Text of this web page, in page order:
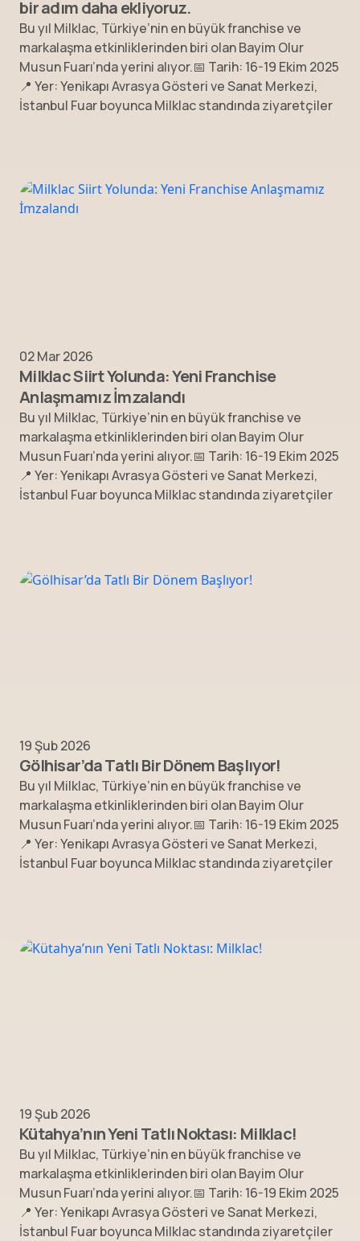
bir adım daha ekliyoruz.
Bu yıl Milklac, Türkiye’nin en büyük franchise ve
markalaşma etkinliklerinden biri olan Bayim Olur
Musun Fuarı’nda yerini alıyor.📅 Tarih: 16-19 Ekim 2025
📍 Yer: Yenikapı Avrasya Gösteri ve Sanat Merkezi,
İstanbul Fuar boyunca Milklac standında ziyaretçiler
02 Mar 2026
Milklac Siirt Yolunda: Yeni Franchise
Anlaşmamız İmzalandı
Bu yıl Milklac, Türkiye’nin en büyük franchise ve
markalaşma etkinliklerinden biri olan Bayim Olur
Musun Fuarı’nda yerini alıyor.📅 Tarih: 16-19 Ekim 2025
📍 Yer: Yenikapı Avrasya Gösteri ve Sanat Merkezi,
İstanbul Fuar boyunca Milklac standında ziyaretçiler
19 Şub 2026
Gölhisar’da Tatlı Bir Dönem Başlıyor!
Bu yıl Milklac, Türkiye’nin en büyük franchise ve
markalaşma etkinliklerinden biri olan Bayim Olur
Musun Fuarı’nda yerini alıyor.📅 Tarih: 16-19 Ekim 2025
📍 Yer: Yenikapı Avrasya Gösteri ve Sanat Merkezi,
İstanbul Fuar boyunca Milklac standında ziyaretçiler
19 Şub 2026
Kütahya’nın Yeni Tatlı Noktası: Milklac!
Bu yıl Milklac, Türkiye’nin en büyük franchise ve
markalaşma etkinliklerinden biri olan Bayim Olur
Musun Fuarı’nda yerini alıyor.📅 Tarih: 16-19 Ekim 2025
📍 Yer: Yenikapı Avrasya Gösteri ve Sanat Merkezi,
İstanbul Fuar boyunca Milklac standında ziyaretçiler